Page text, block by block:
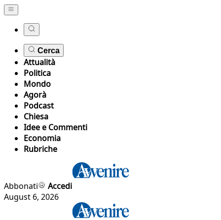
Cerca
Attualità
Politica
Mondo
Agorà
Podcast
Chiesa
Idee e Commenti
Economia
Rubriche
Abbonati
Accedi
August 6, 2026